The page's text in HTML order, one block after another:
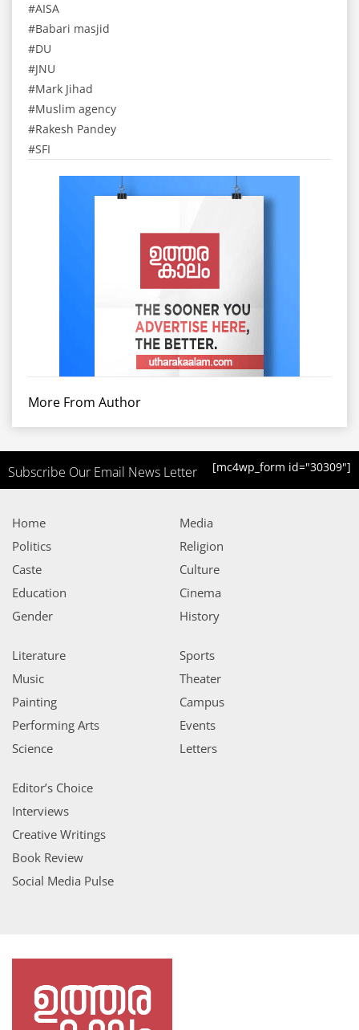
AISA
Babari masjid
DU
JNU
Mark Jihad
Muslim agency
Rakesh Pandey
SFI
More From Author
Subscribe Our Email News Letter [mc4wp_form id="30309"]
Home
Politics
Caste
Education
Gender
Media
Religion
Culture
Cinema
History
Literature
Music
Painting
Performing Arts
Science
Sports
Theater
Campus
Events
Letters
Editor’s Choice
Interviews
Creative Writings
Book Review
Social Media Pulse